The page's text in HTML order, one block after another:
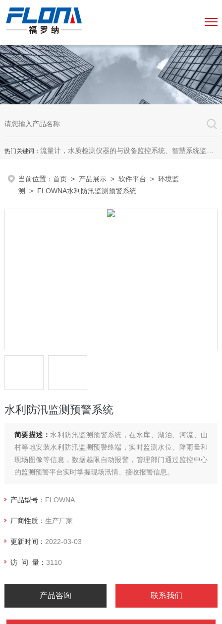
热门关键词： 流量计，水质检测仪器的与设备监控系统、智慧系统监测平台、智慧管网监测系统、园区安全生产与消防安全一体化系统
当前位置：首页 > 产品展示 >软件平台 >环境监
测
> FLOWNA水利防汛监测预警系统
水利防汛监测预警系统
简要描述： 水利防汛监测预警系统，在水库、湖泊、河流、山
村等地安装水利防汛监测预警终端，实时监测水位、降雨量和
现场图像等信息，数据越限自动报警，管理部门通过监控中心
的监测预警平台实时掌握现场汛情、接收报警信息。
产品型号： FLOWNA
厂商性质： 生产厂家
更新时间： 2022-03-03
访 问 量： 3110
产品咨询 联系我们